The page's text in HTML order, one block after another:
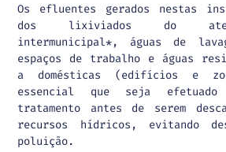
Os efluentes gerados nestas
dos lixiviados do
intermunicipal*, águas de
espaços de trabalho e águas
a domésticas (edifícios e
essencial que seja
tratamento antes de serem
recursos hídricos, evitando
poluição.